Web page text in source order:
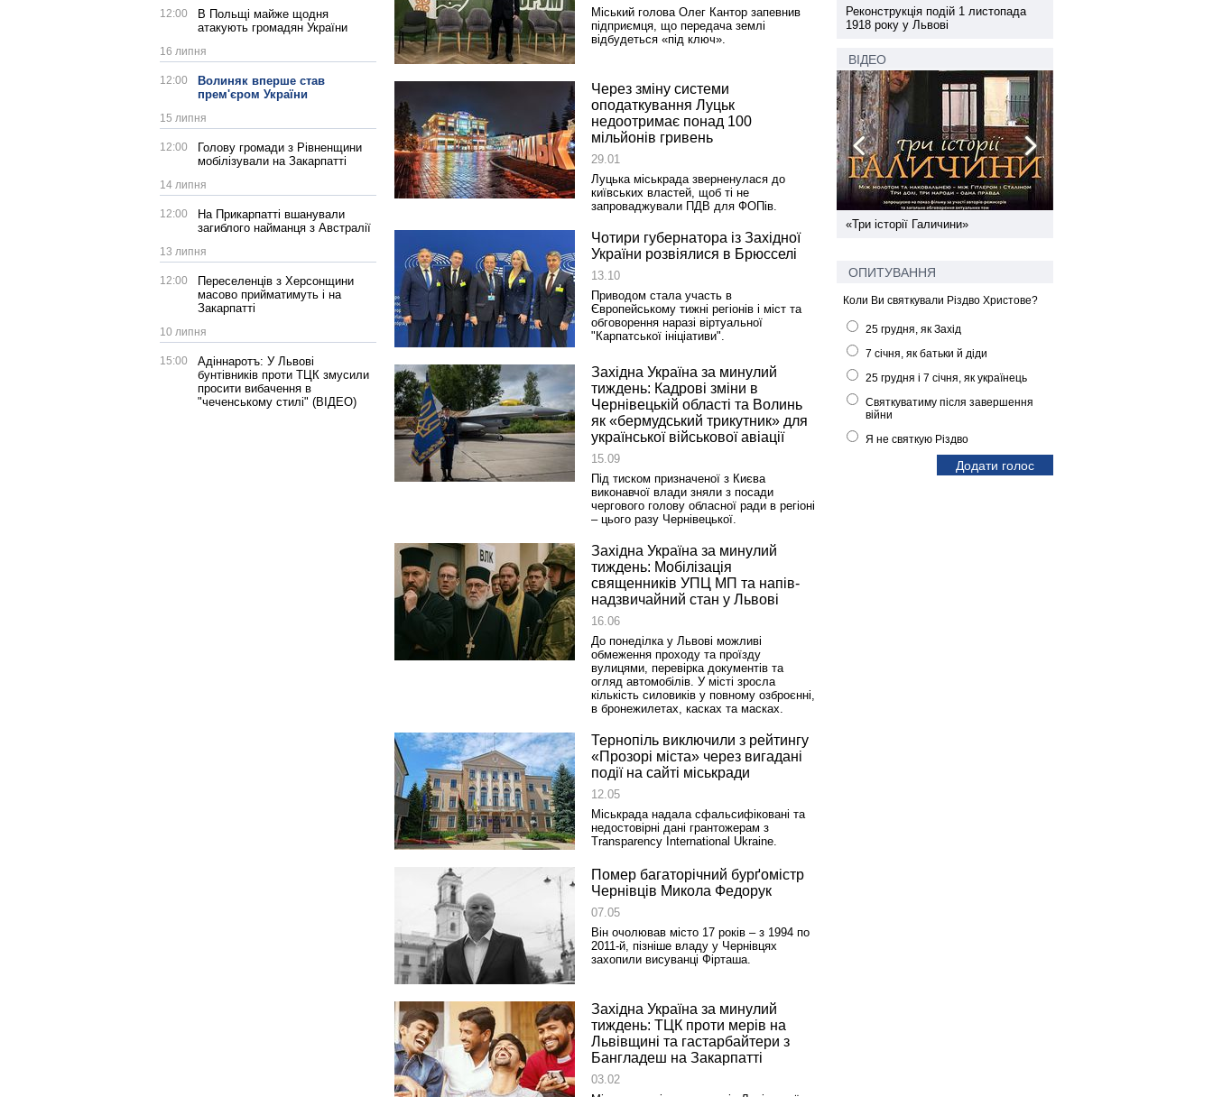
12:00
В Польщі майже щодня
атакують громадян України
16 липня
12:00
Волиняк вперше став
прем'єром України
15 липня
12:00
Голову громади з Рівненщини
мобілізували на Закарпатті
14 липня
12:00
На Прикарпатті вшанували
загиблого найманця з Австралії
13 липня
12:00
Переселенців з Херсонщини
масово прийматимуть і на
Закарпатті
10 липня
15:00
Адіннаротъ: У Львові
бунтівників проти ТЦК змусили
просити вибачення в
"чеченському стилі" (ВІДЕО)
Міський голова Олег Кантор запевнив
підприємця, що передача землі
відбудеться «під ключ».
Через зміну системи
оподаткування Луцьк
недоотримає понад 100
мільйонів гривень
29.01
Луцька міськрада зверненулася до
київських властей, щоб ті не
запроваджували ПДВ для ФОПів.
Чотири губернатора із Західної
України розвіялися в Брюсселі
13.10
Приводом стала участь в
Європейському тижні регіонів і міст та
обговорення наразі віртуальної
"Карпатської ініціативи".
Західна Україна за минулий
тиждень: Кадрові зміни в
Чернівецькій області та Волинь
як «бермудський трикутник» для
української військової авіації
15.09
Під тиском призначеної з Києва
виконавчої влади зняли з посади
чергового голову обласної ради в регіоні
– цього разу Чернівецької.
Західна Україна за минулий
тиждень: Мобілізація
священників УПЦ МП та напів-
надзвичайний стан у Львові
16.06
До понеділка у Львові можливі
обмеження проходу та проїзду
вулицями, перевірка документів та
огляд автомобілів. У місті зросла
кількість силовиків у повному озброєнні,
в бронежилетах, касках та масках.
Тернопіль виключили з рейтингу
«Прозорі міста» через вигадані
події на сайті міськради
12.05
Міськрада надала сфальсифіковані та
недостовірні дані грантожерам з
Transparency International Ukraine.
Помер багаторічний бурґомістр
Чернівців Микола Федорук
07.05
Він очолював місто 17 років – з 1994 по
2011-й, пізніше владу у Чернівцях
захопили висуванці Фірташа.
Західна Україна за минулий
тиждень: ТЦК проти мерів на
Львівщині та гастарбайтери з
Бангладеш на Закарпатті
03.02
Реконструкція подій 1 листопада
1918 року у Львові
Реконструкція подій 1 листопада
1918 року у Львові
ВІДЕО
України
«Три історії Галичини»
ОПИТУВАННЯ
Коли Ви святкували Різдво Христове?
25 грудня, як Захід
7 січня, як батьки й діди
25 грудня і 7 січня, як українець
Святкуватиму після завершення
війни
Я не святкую Різдво